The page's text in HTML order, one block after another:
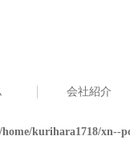
会社紹介
xn--
in /home/
xn--
/home/kurihara1718/xn--